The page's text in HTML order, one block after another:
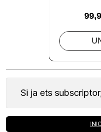
Si ja ets